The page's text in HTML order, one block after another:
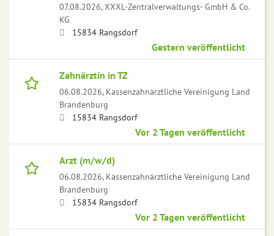
07.08.2026,XXXL-Zentralverwaltungs- GmbH & Co.
KG
15834 Rangsdorf
Gestern veröffentlicht
Zahnärztin in TZ
06.08.2026, Kassenzahnärztliche Vereinigung Land
Brandenburg
15834 Rangsdorf
Vor 2 Tagen veröffentlicht
Arzt (m/w/d)
06.08.2026, Kassenzahnärztliche Vereinigung Land
Brandenburg
15834 Rangsdorf
Vor 2 Tagen veröffentlicht